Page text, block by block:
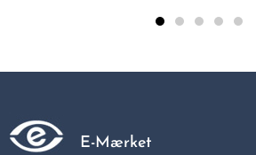
47,50 kr
E-Mærket